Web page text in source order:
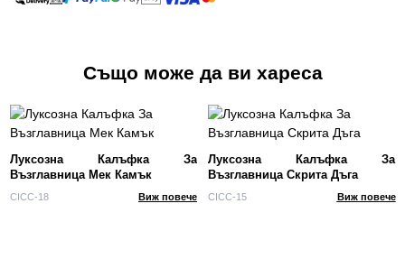
Също може да ви хареса
Луксозна Калъфка За
Възглавница Мек Камък
CICC-18 Виж повече
Луксозна Калъфка За
Възглавница Скрита Дъга
CICC-15 Виж повече